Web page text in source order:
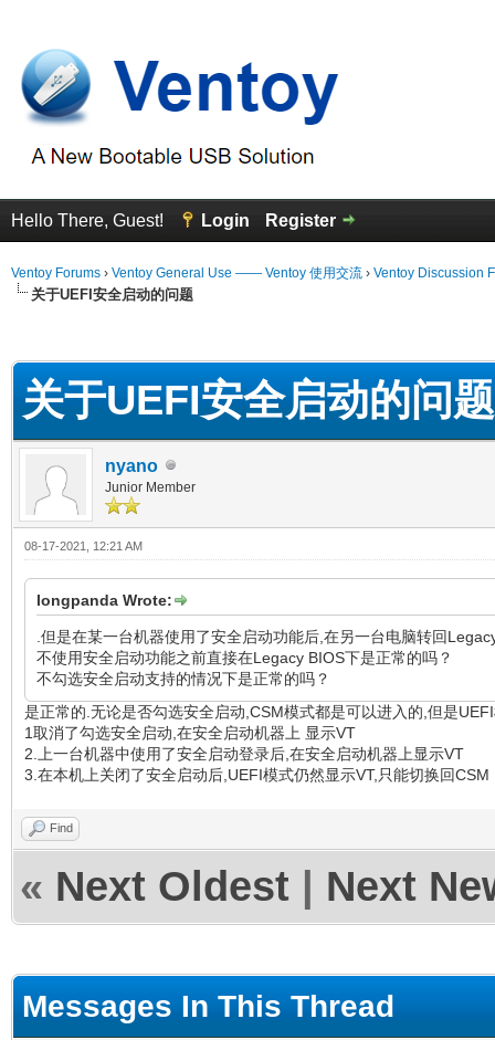
Hello There, Guest! Login Register
Ventoy Forums › Ventoy General Use —— Ventoy 使用交流 › Ventoy Discussion
关于UEFI安全启动的问题
关于UEFI安全启动的问题
nyano
Junior Member
08-17-2021, 12:21 AM
longpanda Wrote:
.但是在某一台机器使用了安全启动功能后,在另一台电脑转回
不使用安全启动功能之前直接在Legacy BIOS下是正常的吗？
不勾选安全启动支持的情况下是正常的吗？
是正常的.无论是否勾选安全启动,CSM模式都是可以进入的,但是
1取消了勾选安全启动,在安全启动机器上 显示VT
2.上一台机器中使用了安全启动登录后,在安全启动机器上显示VT
3.在本机上关闭了安全启动后,UEFI模式仍然显示VT,只能切换回CSM
Find
« Next Oldest Next
Messages In This Thread